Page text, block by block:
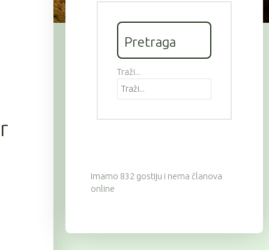
Pretraga
Traži...
Imamo 832 gostiju i nema članova
online